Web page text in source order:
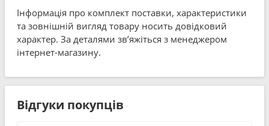
Інформація про комплект поставки, характеристики
та зовнішній вигляд товару носить довідковий
характер. За деталями зв’яжіться з менеджером
інтернет-магазину.
Відгуки покупців